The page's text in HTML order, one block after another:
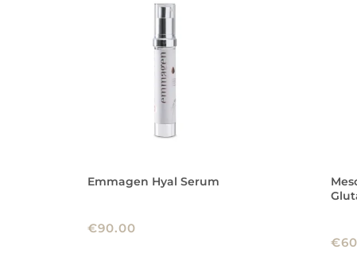
Emmagen Hyal Serum
€90.00
€